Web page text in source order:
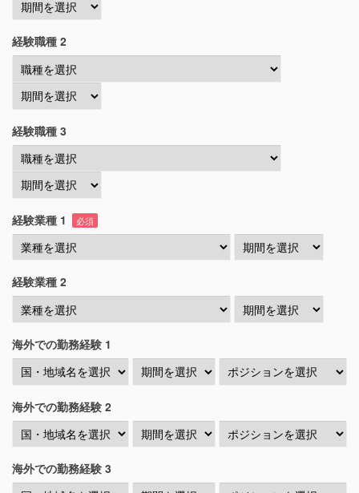
経験職種 2
経験職種 3
経験業種 1 必須
経験業種 2
海外での勤務経験 1
海外での勤務経験 2
海外での勤務経験 3